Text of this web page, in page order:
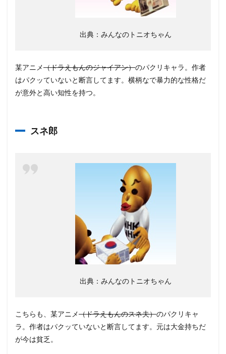
出典：みんなのトニオちゃん
某アニメ（ドラえもんのジャイアン）のパクリキャラ。作者
はパクッていないと断言してます。横柄なで暴力的な性格だ
が意外と高い知性を持つ。
スネ郎
出典：みんなのトニオちゃん
こちらも、某アニメ（ドラえもんのスネ夫）のパクリキャ
ラ。作者はパクッていないと断言してます。元は大金持ちだ
が今は貧乏。